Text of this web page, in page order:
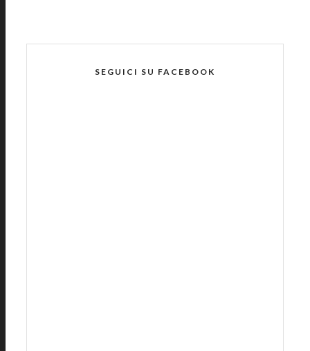
SEGUICI SU FACEBOOK